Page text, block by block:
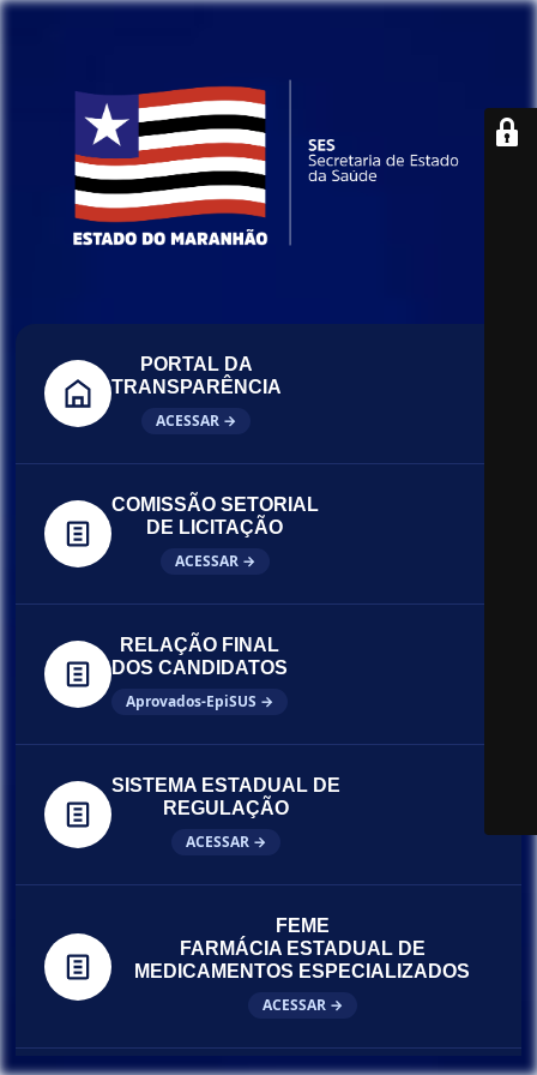
PORTAL DA
TRANSPARÊNCIA
ACESSAR →
COMISSÃO SETORIAL
DE LICITAÇÃO
ACESSAR →
RELAÇÃO FINAL
DOS CANDIDATOS
Aprovados-EpiSUS →
SISTEMA ESTADUAL DE
REGULAÇÃO
ACESSAR →
FEME
FARMÁCIA ESTADUAL DE
MEDICAMENTOS ESPECIALIZADOS
ACESSAR →